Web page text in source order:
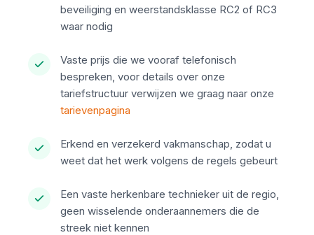
beveiliging en weerstandsklasse RC2 of RC3
waar nodig
Vaste prijs die we vooraf telefonisch
bespreken, voor details over onze
tariefstructuur verwijzen we graag naar onze
tarievenpagina
Erkend en verzekerd vakmanschap, zodat u
weet dat het werk volgens de regels gebeurt
Een vaste herkenbare technieker uit de regio,
geen wisselende onderaannemers die de
streek niet kennen